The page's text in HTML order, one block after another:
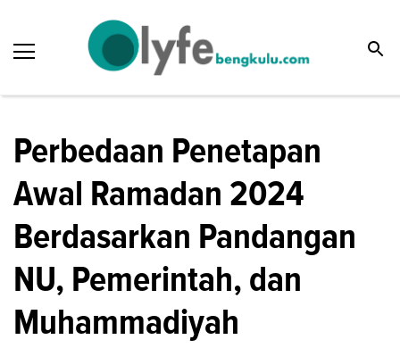
Perbedaan Penetapan
Awal Ramadan 2024
Berdasarkan Pandangan
NU, Pemerintah, dan
Muhammadiyah